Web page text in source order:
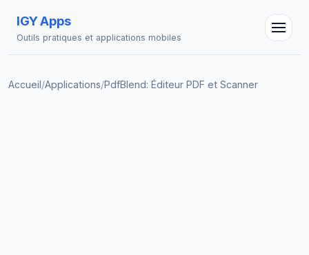
IGY Apps
Outils pratiques et applications mobiles
Accueil/Applications/PdfBlend: Éditeur PDF et Scanner